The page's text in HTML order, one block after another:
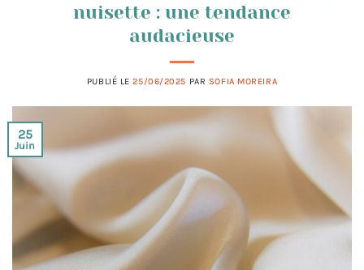
nuisette : une tendance
audacieuse
PUBLIÉ LE25/06/2025 PAR SOFIA MOREIRA
25
Juin